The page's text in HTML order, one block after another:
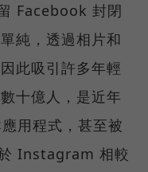
Facebook 封閉
純，透過相片和
此吸引許多年輕
十億人，是近年
用程式，甚至被
Instagram 相較